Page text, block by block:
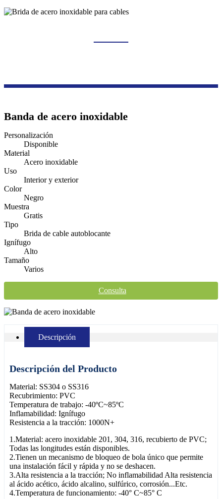
Banda de acero inoxidable
Personalización
Disponible
Material
Acero inoxidable
Uso
Interior y exterior
Color
Negro
Muestra
Gratis
Tipo
Brida de cable autoblocante
Ignífugo
Alto
Tamaño
Varios
Consulta
Descripción
Descripción del Producto
Material: SS304 o SS316
Recubrimiento: PVC
Temperatura de trabajo: -40ºC~85ºC
Inflamabilidad: Ignífugo
Resistencia a la tracción: 1000N+
1.Material: acero inoxidable 201, 304, 316, recubierto de PVC;
Todas las longitudes están disponibles.
2.Tienen un mecanismo de bloqueo de bola único que permite
una instalación fácil y rápida y no se deshacen.
3.Alta resistencia a la tracción; No inflamabilidad Alta resistencia
al ácido acético, ácido alcalino, sulfúrico, corrosión...Etc.
4.Temperatura de funcionamiento: -40° C~85° C